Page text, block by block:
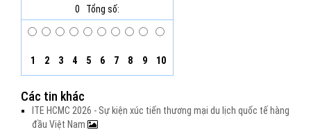
0
Tổng số:
1 2 3 4 5 6 7 8 9 10
Các tin khác
ITE HCMC 2026 - Sự kiện xúc tiến thương mại du lịch quốc tế hàng
đầu Việt Nam